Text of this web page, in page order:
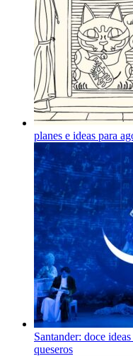
planes e ideas para
Santander: doce
queseros